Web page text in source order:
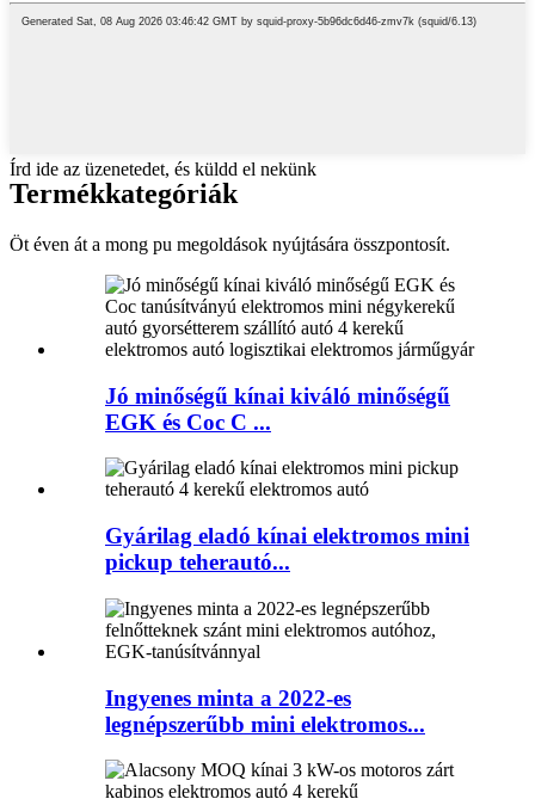
Írd ide az üzenetedet, és küldd el nekünk
Termékkategóriák
Öt éven át a mong pu megoldások nyújtására összpontosít.
Jó minőségű kínai kiváló minőségű
EGK és Coc C ...
Gyárilag eladó kínai elektromos mini
pickup teherautó...
Ingyenes minta a 2022-es
legnépszerűbb mini elektromos...